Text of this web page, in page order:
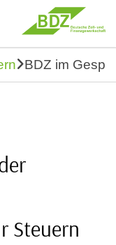
BDZ im
Steuern